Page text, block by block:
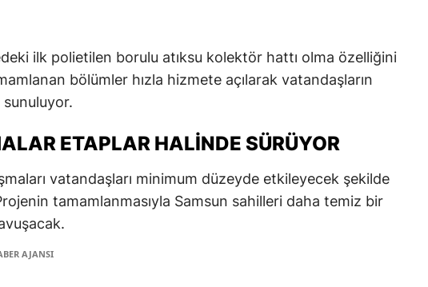
Muğla
Muş
Niğde
Ordu
ilk polietilen borulu atıksu kolektör hattı olma özelliğini
bölümler hızla hizmete açılarak vatandaşların
sunuluyor.
ETAPLAR HALINDE SÜRÜYOR
vatandaşları minimum düzeyde etkileyecek şekilde
tamamlanmasıyla Samsun sahilleri daha temiz bir
AJANSI